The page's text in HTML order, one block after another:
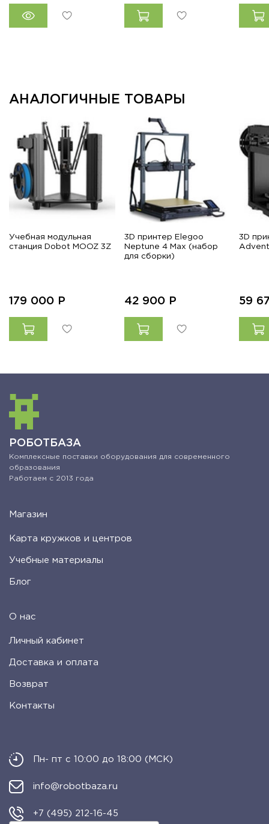
АНАЛОГИЧНЫЕ ТОВАРЫ
Учебная модульная
станция Dobot MOOZ 3Z
179 000 Р
3D принтер Elegoo
Neptune 4 Max (набор
для сборки)
42 900 Р
3D
59
РОБОТБАЗА
Комплексные поставки оборудования для современного
образования
Работаем с 2013 года
Магазин
Карта кружков и центров
Учебные материалы
Блог
О нас
Личный кабинет
Доставка и оплата
Возврат
Контакты
Пн- пт с 10:00 до 18:00 (МСК)
info@robotbaza.ru
+7 (495) 212-16-45